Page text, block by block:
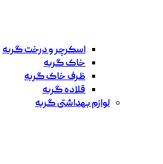
اسکرچر و درخت گربه
خاک گربه
ظرف خاک گربه
قلاده گربه
لوازم بهداشتی گربه